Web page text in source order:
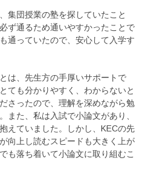
集団授業の塾を探していたこと
ず通るため通いやすかったことで
通っていたので、安心して入学す
は、先生方の手厚いサポートで
ても分かりやすく、わからないと
さったので、理解を深めながら勉
また、私は入試で小論文があり、
えていました。しかし、KECの先
向上し読むスピードも大きく上が
も落ち着いて小論文に取り組むこ